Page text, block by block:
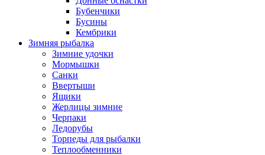
Бубенчики
Бусины
Кембрики
Зимняя рыбалка
Зимние удочки
Мормышки
Санки
Ввертыши
Ящики
Жерлицы зимние
Черпаки
Ледорубы
Торпеды для рыбалки
Теплообменники